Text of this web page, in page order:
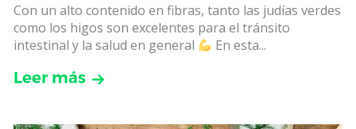
Con un alto contenido en fibras, tanto las judías verdes
como los higos son excelentes para el tránsito
intestinal y la salud en general
En esta...
Leer más